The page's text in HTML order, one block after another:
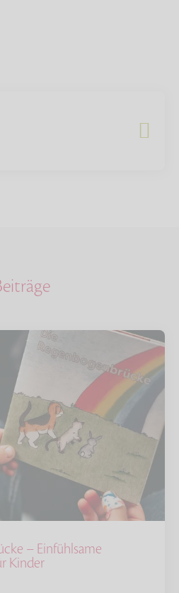
– Einfühlsame
Kinder